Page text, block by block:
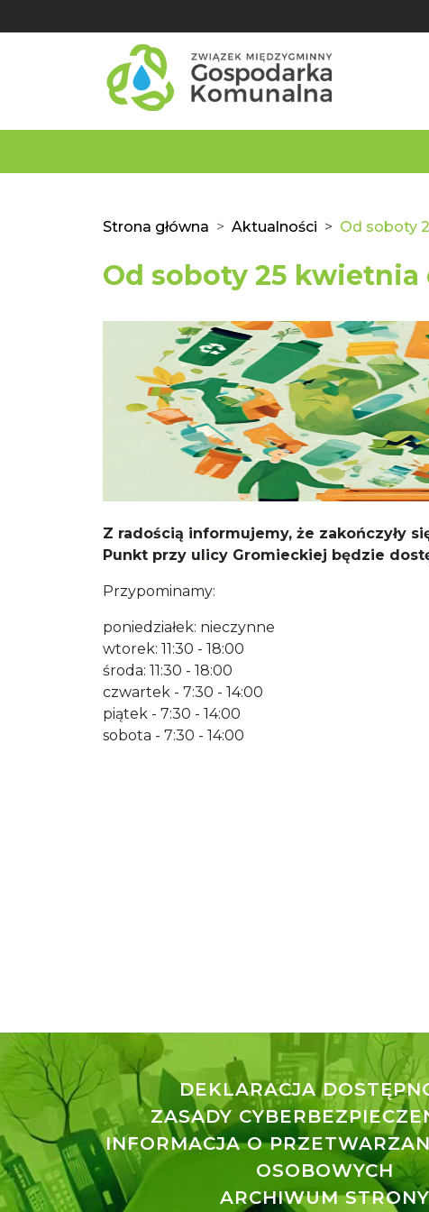
Strona główna Aktualności Od soboty
Od soboty 25 kwietnia
Z radością informujemy, że zakończyły
Punkt przy ulicy Gromieckiej będzie
Przypominamy:
poniedziałek: nieczynne
wtorek: 11:30 - 18:00
środa: 11:30 - 18:00
czwartek - 7:30 - 14:00
piątek - 7:30 - 14:00
sobota - 7:30 - 14:00
DEKLARACJA
ZASADY
INFORMACJA O
OSOBOWYCH
ARCHIWUM STRONY